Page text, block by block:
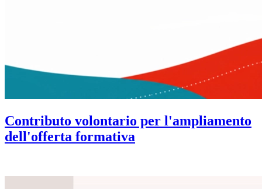
Contributo volontario per l'ampliamento
dell'offerta formativa